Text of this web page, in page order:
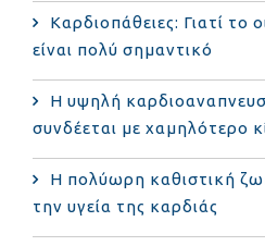
Καρδιοπάθειες: Γιατί το
είναι πολύ σημαντικό
Η υψηλή
συνδέεται με χαμηλότερο
Η πολύωρη καθιστική
την υγεία της καρδιάς